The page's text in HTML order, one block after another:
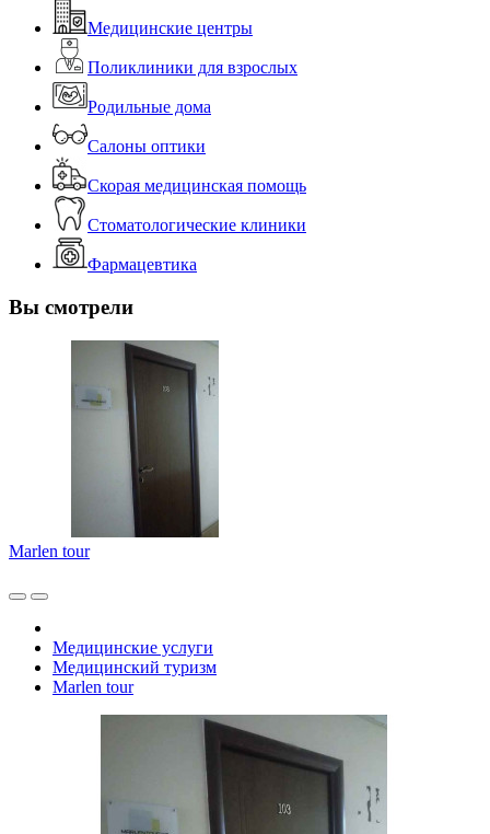
Медицинские центры
Поликлиники для взрослых
Родильные дома
Салоны оптики
Скорая медицинская помощь
Стоматологические клиники
Фармацевтика
Вы смотрели
Marlen tour
Медицинские услуги
Медицинский туризм
Marlen tour